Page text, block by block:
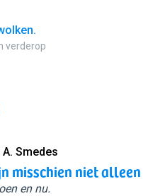
verderop
Smedes
misschien niet alleen
en nu.